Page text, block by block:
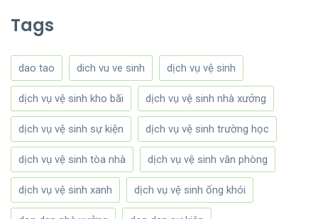
Tags
dao tao dich vu ve sinh dịch vụ vệ sinh
dịch vụ vệ sinh kho bãi dịch vụ vệ sinh nhà xưởng
dịch vụ vệ sinh sự kiện dịch vụ vệ sinh trường học
dịch vụ vệ sinh tòa nhà dịch vụ vệ sinh văn phòng
dịch vụ vệ sinh xanh dịch vụ vệ sinh ống khói